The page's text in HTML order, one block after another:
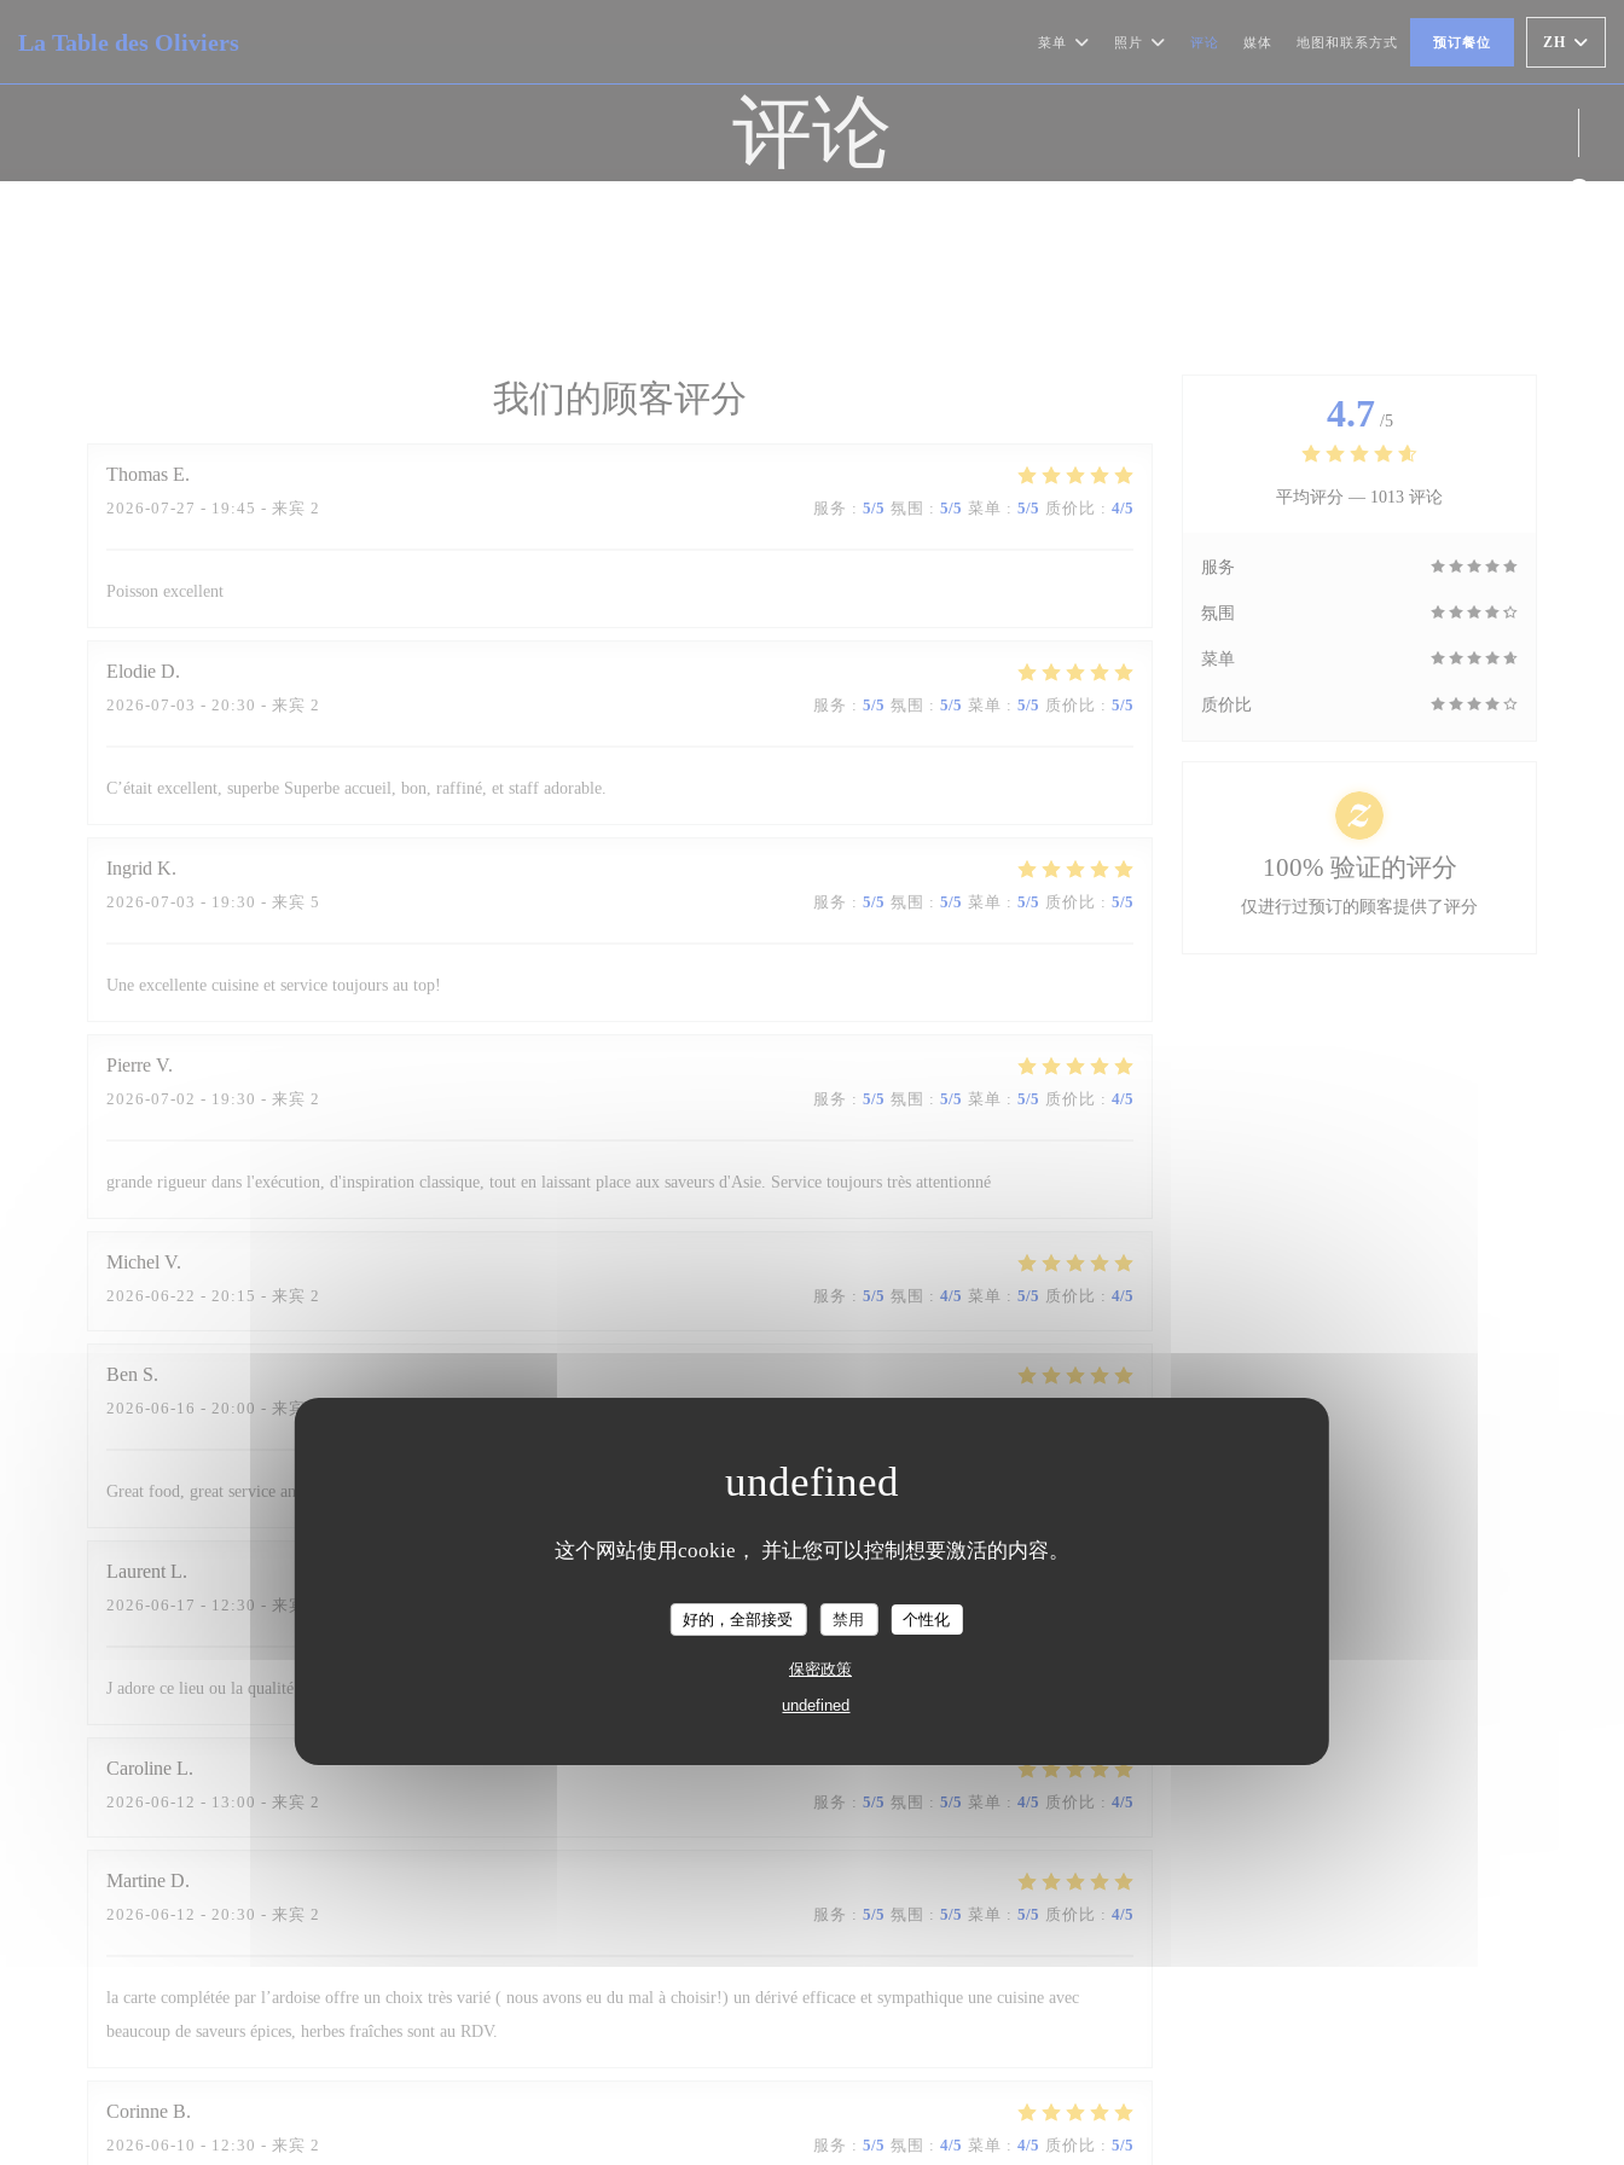
这个网站使用cookie， 并让您可以控制想要激活的内容。
好的，全部接受 禁用 个性化
保密政策
undefined
La Table des Oliviers 菜单 照片 评论 媒体 地图和联系方式 预订餐位 ZH
评论
我们的顾客评分
Thomas E
2026-07-27 - 19:45 - 来宾 2 服务 : 5/5 氛围 : 5/5 菜单 : 5/5 质价比 : 4/5
Poisson excellent
Elodie D
2026-07-03 - 20:30 - 来宾 2 服务 : 5/5 氛围 : 5/5 菜单 : 5/5 质价比 : 5/5
C’était excellent, superbe Superbe accueil, bon, raffiné, et staff adorable.
Ingrid K
2026-07-03 - 19:30 - 来宾 5 服务 : 5/5 氛围 : 5/5 菜单 : 5/5 质价比 : 5/5
Une excellente cuisine et service toujours au top!
Pierre V
2026-07-02 - 19:30 - 来宾 2 服务 : 5/5 氛围 : 5/5 菜单 : 5/5 质价比 : 4/5
grande rigueur dans l'exécution, d'inspiration classique, tout en laissant place aux saveurs d'Asie. Service toujours très attentionné
Michel V
2026-06-22 - 20:15 - 来宾 2 服务 : 5/5 氛围 : 4/5 菜单 : 5/5 质价比 : 4/5
Ben S
2026-06-16 - 20:00 - 来宾 4
Great food, great service and fair prices
Laurent L
2026-06-17 - 12:30 - 来宾 2 服务: 5/5 氛围: 4/5
J adore ce lieu ou la qualité des mets se dispute avec un accueil chaleureux et un service parfait !
Caroline L
2026-06-12 - 13:00 - 来宾 2 服务 : 5/5 氛围 : 5/5 菜单 : 4/5 质价比 : 4/5
Martine D
2026-06-12 - 20:30 - 来宾 2 服务 : 5/5 氛围 : 5/5 菜单 : 5/5 质价比 : 4/5
la carte complétée par l’ardoise offre un choix très varié ( nous avons eu du mal à choisir!) un dérivé efficace et sympathique une cuisine avec
beaucoup de saveurs épices, herbes fraîches sont au RDV.
Corinne B
2026-06-10 - 12:30 - 来宾 2 服务 : 5/5 氛围 : 4/5 菜单 : 4/5 质价比 : 5/5
4.7 /5
平均评分 — 1013 评论
服务
氛围
菜单
质价比
100% 验证的评分
仅进行过预订的顾客提供了评分